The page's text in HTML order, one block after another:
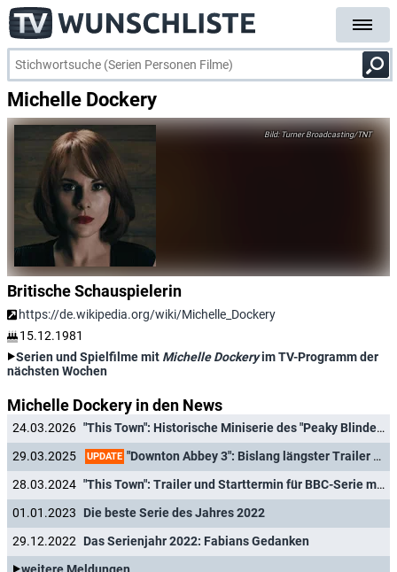
Michelle Dockery
Turner Broadcasting/TNT
Britische Schauspielerin
https://de.wikipedia.org/wiki/Michelle_Dockery
15.12.1981
Serien und Spielfilme mit Michelle Dockeryim TV-Programm der
nächsten Wochen
Michelle Dockery in den News
24.03.2026
"This Town": Historische Miniserie des "Peaky Blinders"-Schöpfers feiert überraschend Deutschlandpremiere
29.03.2025
UPDATE "Downton Abbey 3": Bislang längster Trailer zum "Großen Finale"
28.03.2024
"This Town": Trailer und Starttermin für BBC-Serie mit "Downton Abbey"-Star Michelle Dockery
01.01.2023
Die beste Serie des Jahres 2022
29.12.2022 Das Serienjahr 2022: Fabians Gedanken